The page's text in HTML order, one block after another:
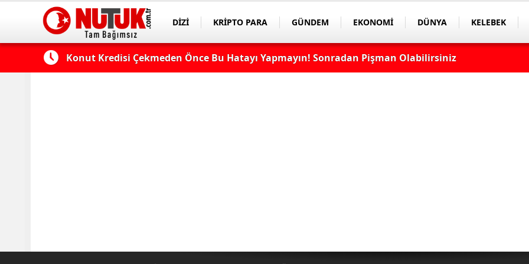
DİZİ KRİPTO PARA GÜNDEM EKONOMİ DÜNYA KELEBEK
Edilmeli? Konut Kredisi Çekmeden Önce Bu Hatayı Yapmayın! Sonradan Pişman Olabilirsiniz